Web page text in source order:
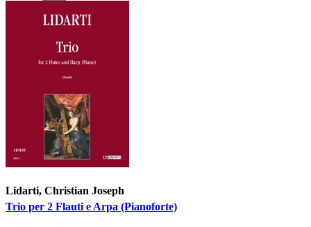
Lidarti, Christian Joseph
Trio per 2 Flauti e Arpa (Pianoforte)